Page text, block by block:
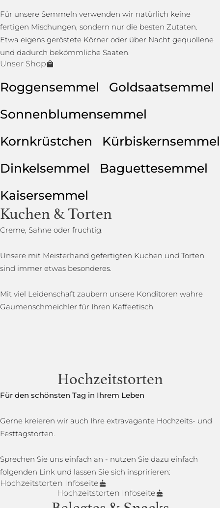
Für unsere Semmeln verwenden wir natürlich keine
fertigen Mischungen, sondern nur die besten Zutaten.
Etwa eigens geröstete Körner oder über Nacht gequollene
und dadurch bekömmliche Saaten.
Unser Shop
Roggensemmel
Goldsaatsemmel
Sonnenblumensemmel
Kornkrüstchen
Kürbiskernsemmel
Dinkelsemmel
Baguettesemmel
Kaisersemmel
Kuchen & Torten
Creme, Sahne oder fruchtig.
Unsere mit Meisterhand gefertigten Kuchen und Torten
sind immer etwas besonderes.
Mit viel Leidenschaft zaubern unsere Konditoren wahre
Gaumenschmeichler für Ihren Kaffeetisch.
Hochzeitstorten
Für den schönsten Tag in Ihrem Leben
Gerne kreieren wir auch Ihre extravagante Hochzeits- und
Festtagstorten.
Sprechen Sie uns einfach an - nutzen Sie dazu einfach
folgenden Link und lassen Sie sich inspririeren:
Hochzeitstorten Infoseite
Hochzeitstorten Infoseite